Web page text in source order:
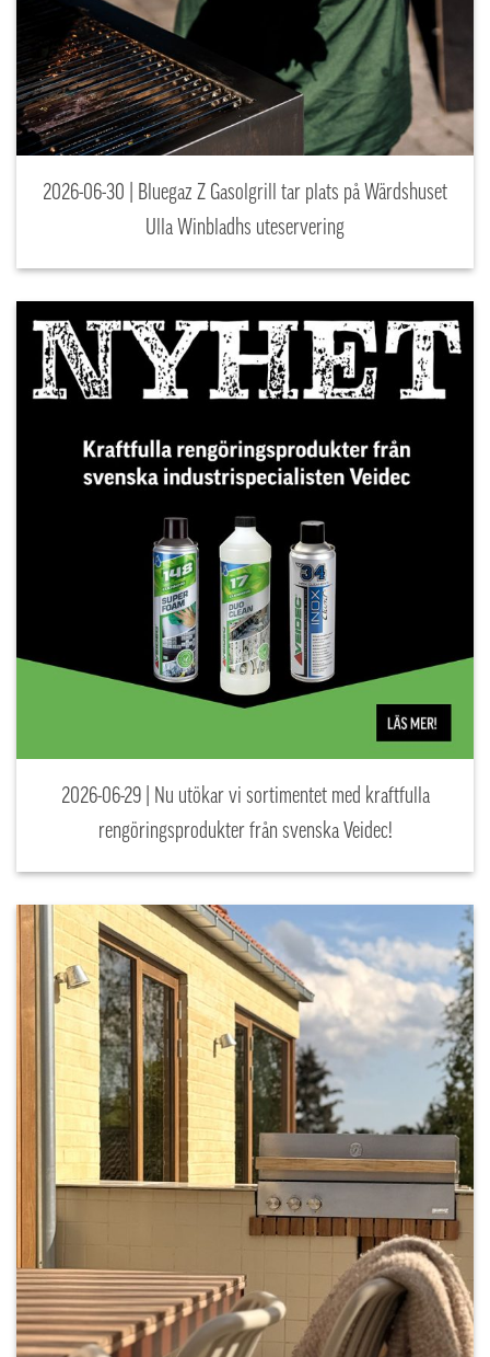
2026-06-30 | Bluegaz Z Gasolgrill tar plats på Wärdshuset
Ulla Winbladhs uteservering
2026-06-29 | Nu utökar vi sortimentet med kraftfulla
rengöringsprodukter från svenska Veidec!